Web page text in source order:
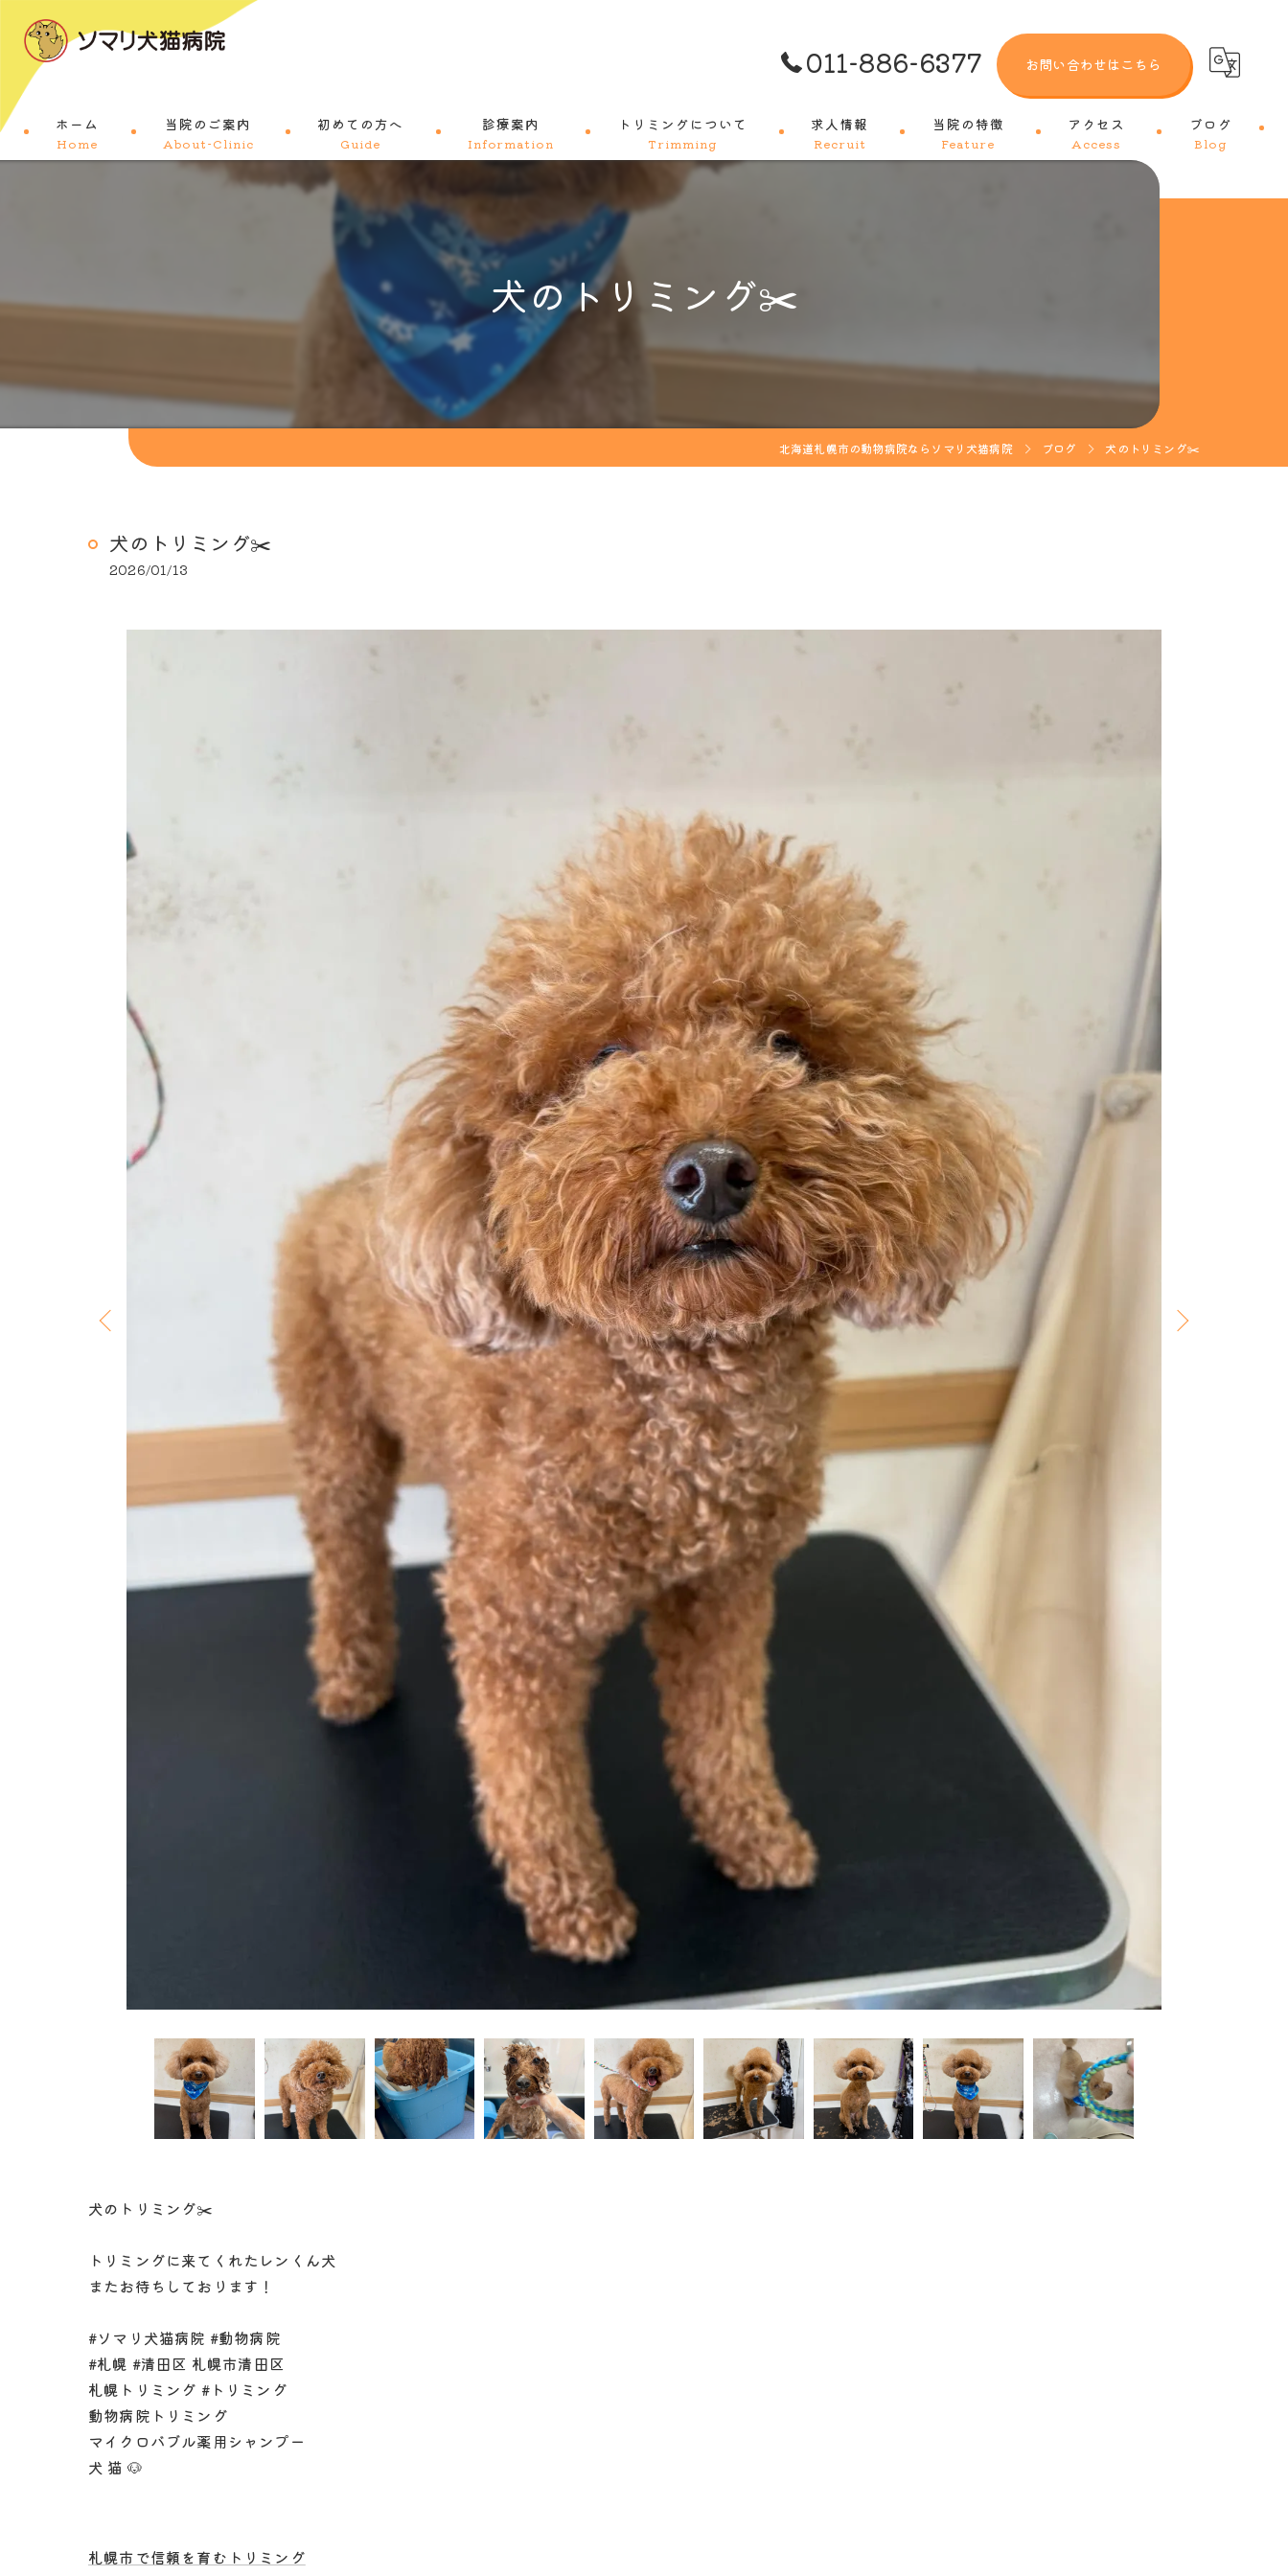
011-886-6377 お問い合わせはこちら
ホーム
Home
当院のご案内
About-Clinic
初めての方へ
Guide
診療案内
Information
トリミングについて
Trimming
料金メニュー
求人情報
Recruit
当院の特徴
Feature
アクセス
Access
ブログ
Blog
犬のトリミング✂️
北海道札幌市の動物病院ならソマリ犬猫病院 ブログ 犬のトリミング✂️
犬のトリミング✂️
2026/01/13
犬のトリミング✂️
トリミングに来てくれたレンくん犬
またお待ちしております！
#ソマリ犬猫病院 #動物病院
#札幌 #清田区 札幌市清田区
札幌トリミング #トリミング
動物病院トリミング
マイクロバブル薬用シャンプー
犬 猫 🐶
札幌市で信頼を育むトリミング